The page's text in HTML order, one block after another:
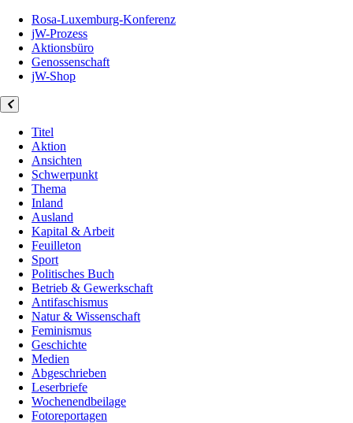
Rosa-Luxemburg-Konferenz
jW-Prozess
Aktionsbüro
Genossenschaft
jW-Shop
Titel
Aktion
Ansichten
Schwerpunkt
Thema
Inland
Ausland
Kapital & Arbeit
Feuilleton
Sport
Politisches Buch
Betrieb & Gewerkschaft
Antifaschismus
Natur & Wissenschaft
Feminismus
Geschichte
Medien
Abgeschrieben
Leserbriefe
Wochenendbeilage
Fotoreportagen